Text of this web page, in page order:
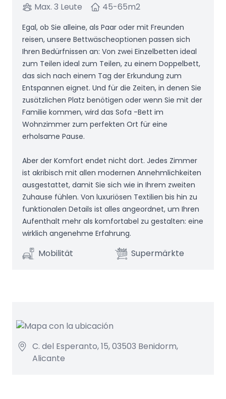
Max. 3 Leute 45-65m2
Egal, ob Sie alleine, als Paar oder mit Freunden
reisen, unsere Bettwäscheoptionen passen sich
Ihren Bedürfnissen an: Von zwei Einzelbetten ideal
zum Teilen ideal zum Teilen, zu einem Doppelbett,
das sich nach einem Tag der Erkundung zum
Entspannen eignet. Und für die Zeiten, in denen Sie
zusätzlichen Platz benötigen oder wenn Sie mit der
Familie kommen, wird das Sofa -Bett im
Wohnzimmer zum perfekten Ort für eine
erholsame Pause.
Aber der Komfort endet nicht dort. Jedes Zimmer
ist akribisch mit allen modernen Annehmlichkeiten
ausgestattet, damit Sie sich wie in Ihrem zweiten
Zuhause fühlen. Von luxuriösen Textilien bis hin zu
funktionalen Details ist alles angeordnet, um Ihren
Aufenthalt mehr als komfortabel zu gestalten: eine
wirklich angenehme Erfahrung.
Mobilität Supermärkte
C. del Esperanto, 15, 03503 Benidorm,
Alicante